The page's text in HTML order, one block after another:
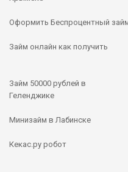
Оформить Беспроцентный
Займ онлайн как получить
Займ 50000 рублей в
Геленджике
Минизайм в Лабинске
Кекас.ру робот